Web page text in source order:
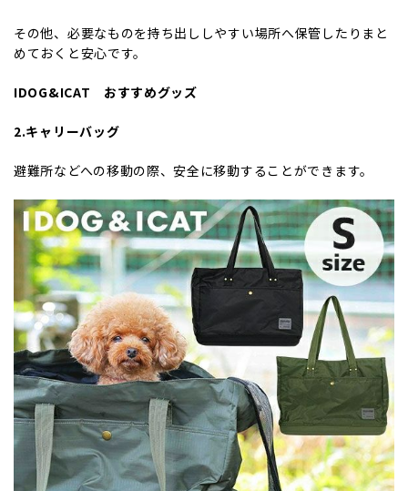
その他、必要なものを持ち出ししやすい場所へ保管したりまと
めておくと安心です。
IDOG&ICAT おすすめグッズ
2.キャリーバッグ
避難所などへの移動の際、安全に移動することができます。